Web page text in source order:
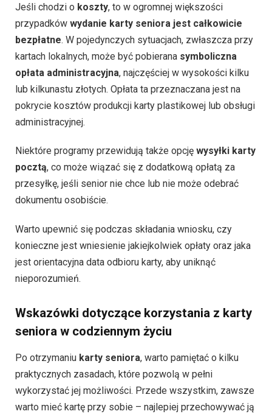
Jeśli chodzi o koszty, to w ogromnej większości
przypadków wydanie karty seniora jest całkowicie
bezpłatne. W pojedynczych sytuacjach, zwłaszcza przy
kartach lokalnych, może być pobierana symboliczna
opłata administracyjna, najczęściej w wysokości kilku
lub kilkunastu złotych. Opłata ta przeznaczana jest na
pokrycie kosztów produkcji karty plastikowej lub obsługi
administracyjnej.
Niektóre programy przewidują także opcję wysyłki karty
pocztą, co może wiązać się z dodatkową opłatą za
przesyłkę, jeśli senior nie chce lub nie może odebrać
dokumentu osobiście.
Warto upewnić się podczas składania wniosku, czy
konieczne jest wniesienie jakiejkolwiek opłaty oraz jaka
jest orientacyjna data odbioru karty, aby uniknąć
nieporozumień.
Wskazówki dotyczące korzystania z karty
seniora w codziennym życiu
Po otrzymaniu karty seniora, warto pamiętać o kilku
praktycznych zasadach, które pozwolą w pełni
wykorzystać jej możliwości. Przede wszystkim, zawsze
warto mieć kartę przy sobie – najlepiej przechowywać ją